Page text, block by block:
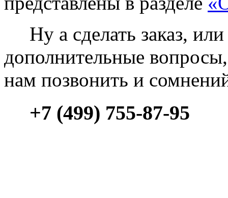
Ну а сделать заказ, или
дополнительные вопросы,
нам позвонить и
+7 (499) 755-87-95